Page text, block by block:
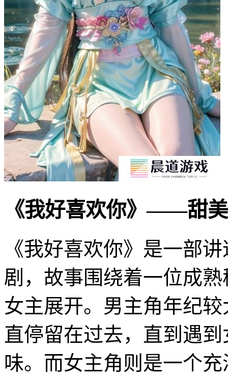
《我好喜欢你》——甜
《我好喜欢你》是一部
剧，故事围绕着一位成
女主展开。男主角年纪
直停留在过去，直到遇
味。而女主角则是一个